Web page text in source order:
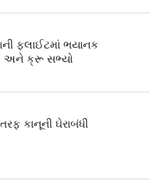
ફ્લાઈટમાં ભયાનક
અને ક્રૂ સભ્યો
કાનૂની ઘેરાબંધી